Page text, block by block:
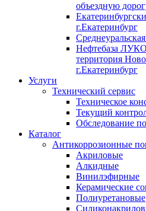
объездную
г.Екатеринбург
Нефтебаза
территория
г.Екатеринбург
Услуги
Технический сервис
Техническое
Текущий
Обследование
Каталог
Антикоррозионные
Акриловые
Алкидные
Винилэфирные
Керамические
Полиуретановые